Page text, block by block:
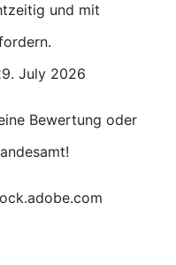
und mit
July 2026
Bewertung oder